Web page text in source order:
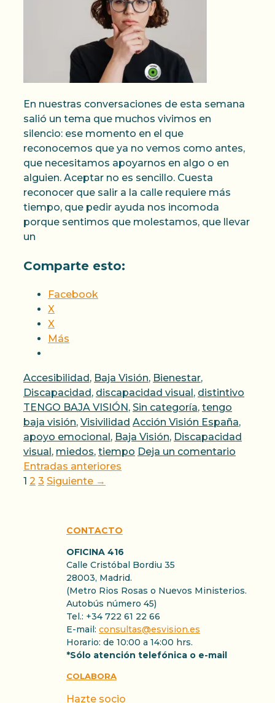
En nuestras conversaciones de esta semana
salió un tema que muchos vivimos en
silencio: ese momento en el que
reconocemos que ya no vemos como antes,
que necesitamos apoyarnos en algo o en
alguien. Aceptar no es sencillo. Cuesta
reconocer que salir a la calle requiere más
tiempo, que pedir ayuda nos incomoda
porque sentimos que molestamos, que llevar
un
Comparte esto:
Facebook
X
X
Más
Categorías
Accesibilidad , Baja Visión, Bienestar,
Discapacidad , discapacidad visual , distintivo
TENGO BAJA VISIÓN , Sin categoría, tengo
baja visión, Visivilidad Etiquetas
Acción Visión España,
apoyo emocional , Baja Visión, Discapacidad
visual , miedos, tiempo Deja un comentario
Entradas anteriores
Página
1 Página
2 Página
3 Siguiente →
CONTACTO
OFICINA 416
Calle Cristóbal Bordiu 35
28003, Madrid.
(Metro Rios Rosas o Nuevos Ministerios.
Autobús número 45)
Tel.: +34 722 61 22 66
E-mail: consultas@esvision.es
Horario: de 10:00 a 14:00 hrs.
*Sólo atención telefónica o e-mail
COLABORA
Hazte socio